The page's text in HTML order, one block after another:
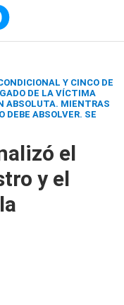
Y CINCO DE
DE LA VÍCTIMA
ABSOLUTA. MIENTRAS
DEBE ABSOLVER. SE
el
y el